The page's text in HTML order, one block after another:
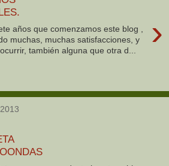
›
años que comenzamos este blog ,
muchas, muchas satisfacciones, y
también alguna que otra d...